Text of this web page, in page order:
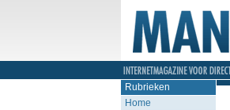
Rubrieken
Home